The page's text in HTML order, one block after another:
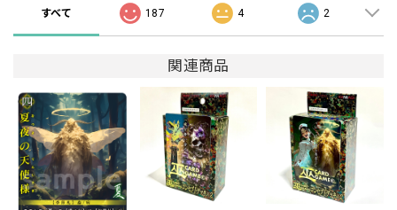
すべて 187 4 2
関連商品